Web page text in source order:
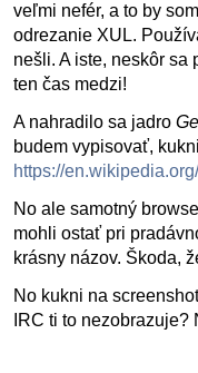
veľmi nefér, a to by
odrezanie XUL.
nešli. A iste, neskôr sa
ten čas medzi!
A nahradilo sa jadro
budem vypisovať,
https://
No ale samotný
mohli ostať pri
krásny názov. Škoda,
No kukni na
IRC ti to